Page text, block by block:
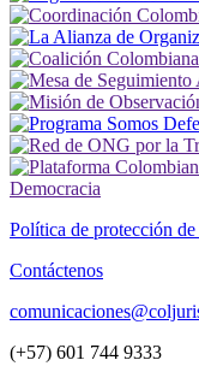
Política de protección de
Contáctenos
(+57) 601 744 9333